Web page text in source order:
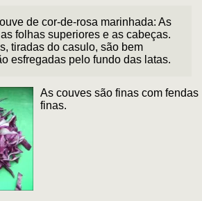
de cor-de-rosa marinhada: As
folhas superiores e as cabeças.
tiradas do casulo, são bem
esfregadas pelo fundo das latas.
As couves são finas com fendas
finas.